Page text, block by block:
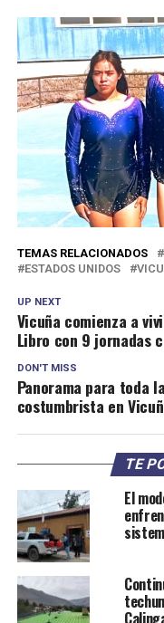
TEMAS RELACIONADOS
ESTADOS UNIDOS
UP NEXT
Vicuña comienza a
Libro con 9 jornadas
DON'T MISS
Panorama para toda
costumbrista en
TE
El